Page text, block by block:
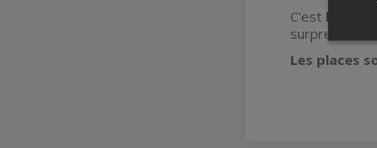
C'est
surprenantes.
Les places